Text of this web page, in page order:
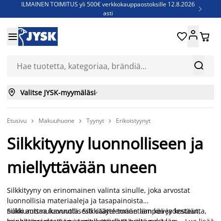
ILMAINEN TOIMITUS yli 500€ verkkokauppaostoksille 12.8.2026
asti

Jenkkisänkyjä - Säästä jopa 60%


 
 Valitse JYSK-myymäläsi
Etusivu  Makuuhuone  Tyynyt  Erikoistyynyt
Silkkityyny luonnolliseen ja
miellyttävään uneen
Silkkityyny on erinomainen valinta sinulle, joka arvostat
luonnollisia materiaaleja ja tasapainoista
nukkumismukavuutta. Silkkitäyte tunnetaan keveydestään,
Silkki auttaa luonnollisesti säätelemään lämpöä ja kosteutta,